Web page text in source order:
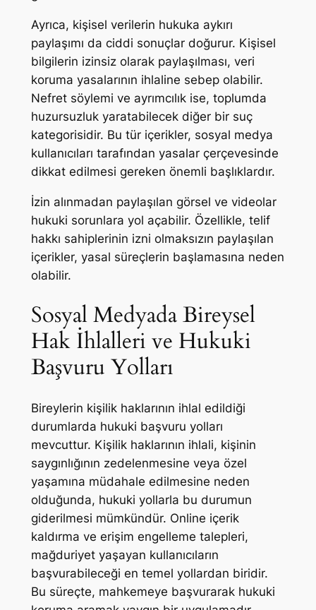
Ayrıca, kişisel verilerin hukuka aykırı
paylaşımı da ciddi sonuçlar doğurur. Kişisel
bilgilerin izinsiz olarak paylaşılması, veri
koruma yasalarının ihlaline sebep olabilir.
Nefret söylemi ve ayrımcılık ise, toplumda
huzursuzluk yaratabilecek diğer bir suç
kategorisidir. Bu tür içerikler, sosyal medya
kullanıcıları tarafından yasalar çerçevesinde
dikkat edilmesi gereken önemli başlıklardır.
İzin alınmadan paylaşılan görsel ve videolar
hukuki sorunlara yol açabilir. Özellikle, telif
hakkı sahiplerinin izni olmaksızın paylaşılan
içerikler, yasal süreçlerin başlamasına neden
olabilir.
Sosyal Medyada Bireysel
Hak İhlalleri ve Hukuki
Başvuru Yolları
Bireylerin kişilik haklarının ihlal edildiği
durumlarda hukuki başvuru yolları
mevcuttur. Kişilik haklarının ihlali, kişinin
saygınlığının zedelenmesine veya özel
yaşamına müdahale edilmesine neden
olduğunda, hukuki yollarla bu durumun
giderilmesi mümkündür. Online içerik
kaldırma ve erişim engelleme talepleri,
mağduriyet yaşayan kullanıcıların
başvurabileceği en temel yollardan biridir.
Bu süreçte, mahkemeye başvurarak hukuki